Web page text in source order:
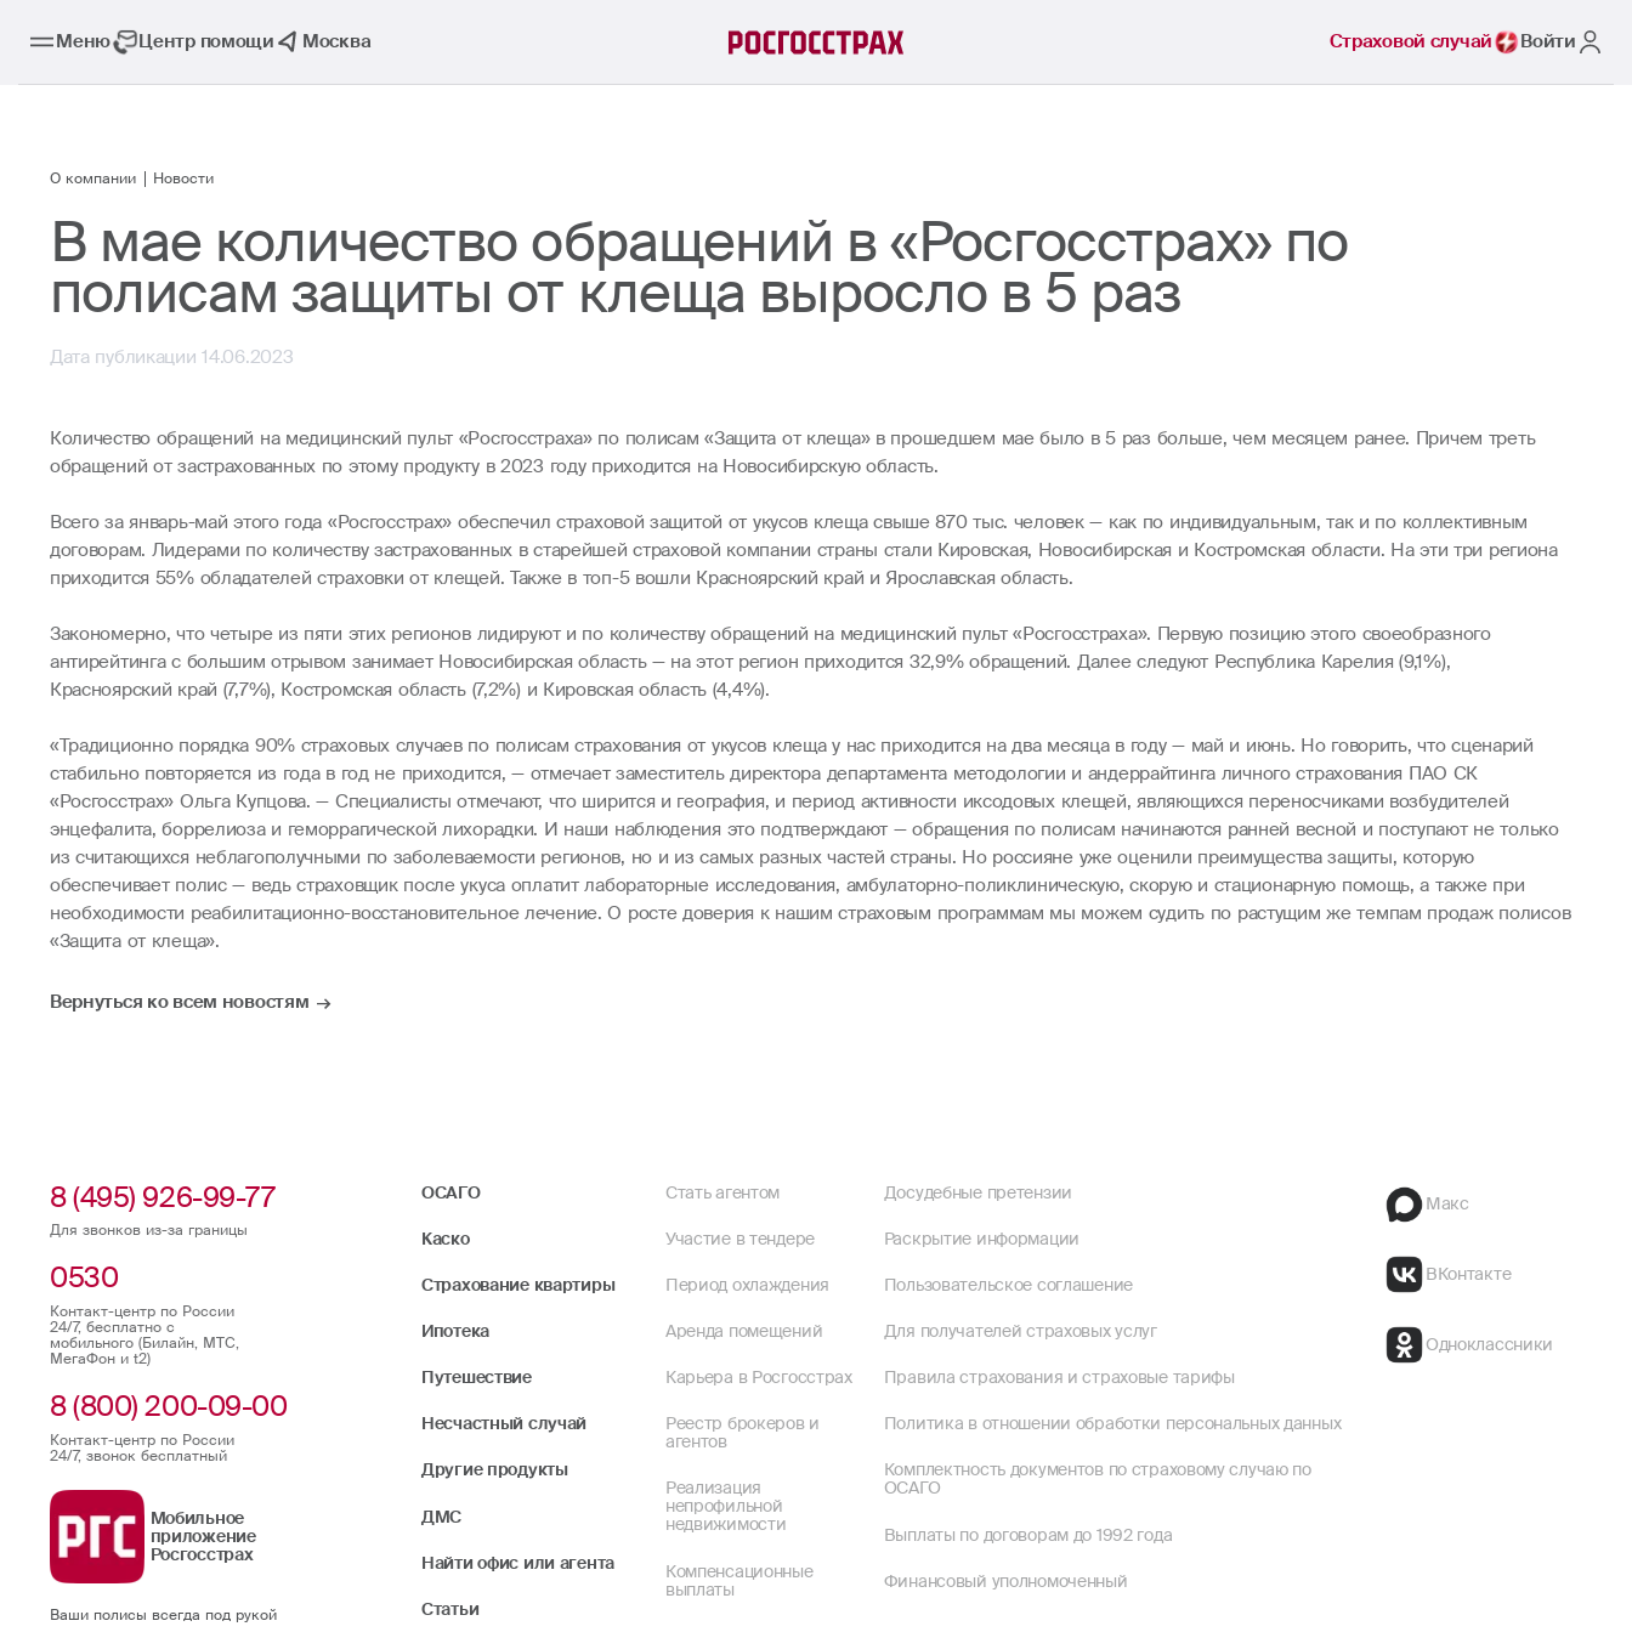
Меню Центр помощи Москва Страховой случай Войти
О компании Новости
В мае количество обращений в «Росгосстрах» по
полисам защиты от клеща выросло в 5 раз
Дата публикации 14.06.2023
Количество обращений на медицинский пульт «Росгосстраха» по полисам «Защита от клеща» в прошедшем мае было в 5 раз больше, чем месяцем ранее. Причем треть
обращений от застрахованных по этому продукту в 2023 году приходится на Новосибирскую область.
Всего за январь-май этого года «Росгосстрах» обеспечил страховой защитой от укусов клеща свыше 870 тыс. человек — как по индивидуальным, так и по коллективным
договорам. Лидерами по количеству застрахованных в старейшей страховой компании страны стали Кировская, Новосибирская и Костромская области. На эти три региона
приходится 55% обладателей страховки от клещей. Также в топ-5 вошли Красноярский край и Ярославская область.
Закономерно, что четыре из пяти этих регионов лидируют и по количеству обращений на медицинский пульт «Росгосстраха». Первую позицию этого своеобразного
антирейтинга с большим отрывом занимает Новосибирская область — на этот регион приходится 32,9% обращений. Далее следуют Республика Карелия (9,1%),
Красноярский край (7,7%), Костромская область (7,2%) и Кировская область (4,4%).
«Традиционно порядка 90% страховых случаев по полисам страхования от укусов клеща у нас приходится на два месяца в году — май и июнь. Но говорить, что сценарий
стабильно повторяется из года в год не приходится, — отмечает заместитель директора департамента методологии и андеррайтинга личного страхования ПАО СК
«Росгосстрах» Ольга Купцова. — Специалисты отмечают, что ширится и география, и период активности иксодовых клещей, являющихся переносчиками возбудителей
энцефалита, боррелиоза и геморрагической лихорадки. И наши наблюдения это подтверждают — обращения по полисам начинаются ранней весной и поступают не только
из считающихся неблагополучными по заболеваемости регионов, но и из самых разных частей страны. Но россияне уже оценили преимущества защиты, которую
обеспечивает полис — ведь страховщик после укуса оплатит лабораторные исследования, амбулаторно-поликлиническую, скорую и стационарную помощь, а также при
необходимости реабилитационно-восстановительное лечение. О росте доверия к нашим страховым программам мы можем судить по растущим же темпам продаж полисов
«Защита от клеща».
Вернуться ко всем новостям
8 (495) 926-99-77
Для звонков из-за границы
0530
Контакт-центр по России
24/7, бесплатно с
мобильного (Билайн, МТС,
МегаФон и t2)
8 (800) 200-09-00
Контакт-центр по России
24/7, звонок бесплатный
Мобильное
приложение
Росгосстрах
Ваши полисы всегда под рукой
ОСАГО
Каско
Страхование квартиры
Ипотека
Путешествие
Несчастный случай
Другие продукты
ДМС
Найти офис или агента
Статьи
Стать агентом
Участие в тендере
Период охлаждения
Аренда помещений
Карьера в Росгосстрах
Реестр брокеров и
агентов
Реализация
непрофильной
недвижимости
Компенсационные
выплаты
Досудебные претензии
Раскрытие информации
Пользовательское соглашение
Для получателей страховых услуг
Правила страхования и страховые тарифы
Политика в отношении обработки персональных данных
Комплектность документов по страховому случаю по
ОСАГО
Выплаты по договорам до 1992 года
Финансовый уполномоченный
Макс
ВКонтакте
Одноклассники